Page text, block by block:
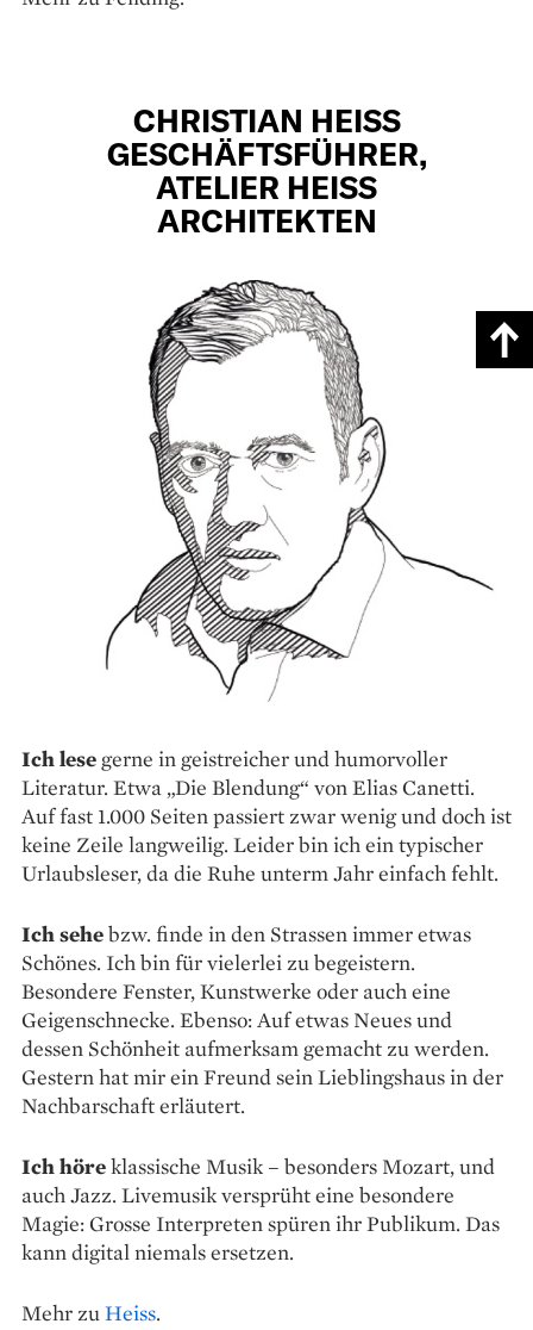
CHRISTIAN HEISS
GESCHÄFTSFÜHRER,
ATELIER HEISS
ARCHITEKTEN
Ich lese gerne in geistreicher und humorvoller
Literatur. Etwa „Die Blendung“ von Elias Canetti.
Auf fast 1.000 Seiten passiert zwar wenig und doch ist
keine Zeile langweilig. Leider bin ich ein typischer
Urlaubsleser, da die Ruhe unterm Jahr einfach fehlt.
Ich sehebzw. finde in den Strassen immer etwas
Schönes. Ich bin für vielerlei zu begeistern.
Besondere Fenster, Kunstwerke oder auch eine
Geigenschnecke. Ebenso: Auf etwas Neues und
dessen Schönheit aufmerksam gemacht zu werden.
Gestern hat mir ein Freund sein Lieblingshaus in der
Nachbarschaft erläutert.
Ich höreklassische Musik – besonders Mozart, und
auch Jazz. Livemusik versprüht eine besondere
Magie: Grosse Interpreten spüren ihr Publikum. Das
kann digital niemals ersetzen.
Mehr zuHeiss.